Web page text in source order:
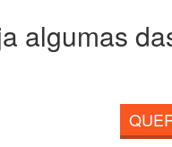
algumas